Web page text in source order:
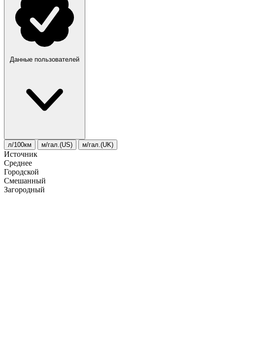
Данные пользователей
л/100км м/гал.(US) м/гал.(UK)
Источник
Среднее
Городской
Смешанный
Загородный